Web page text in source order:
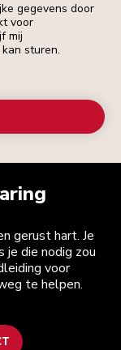
gegevens door
voor
mij
sturen.
gerust hart. Je
je die nodig zou
voor
te helpen.